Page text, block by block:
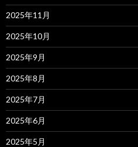
2025年11月
2025年10月
2025年9月
2025年8月
2025年7月
2025年6月
2025年5月